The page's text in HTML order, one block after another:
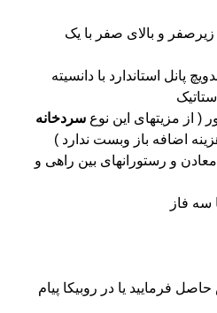
و بالای صفر با یک
پانل استاندارد با دانسیته
از مزیتهای این نوع سردخانه
اضافه باز وبست ندارد )
و رستورانهای بین راهی و
سه فاز
فرمایید یا در روبیکا پیام